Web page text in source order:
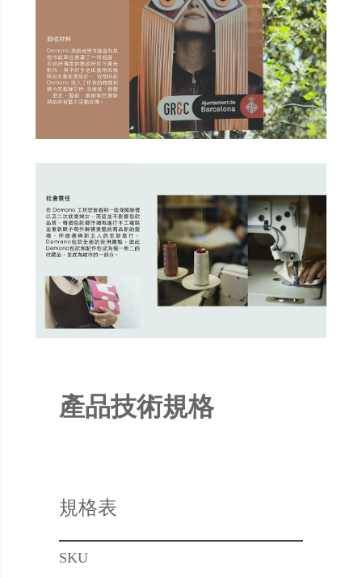
產品技術規格
規格表
SKU